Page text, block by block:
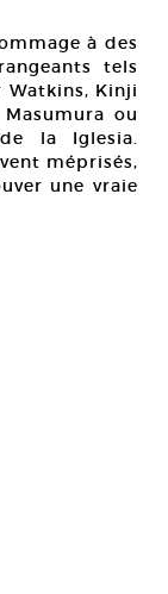
à des
tels
Watkins, Kinji
ou
la Iglesia.
méprisés,
une vraie